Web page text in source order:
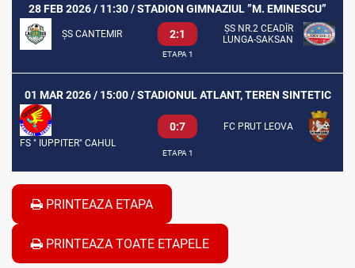
28 FEB 2026 / 11:30 / STADION GIMNAZIUL ”M. EMINESCU”
ȘS CANTEMIR 2:1
ȘS NR.2 CEADÎR
LUNGA-SAKSAN
ETAPA 1
01 MAR 2026 / 15:00 / STADIONUL ATLANT, TEREN SINTETIC
FS " IUPPITER" CAHUL
0:7 FC PRUT LEOVA
ETAPA 1
PRINTEAZA ETAPA
PRINTEAZA TOATE ETAPELE